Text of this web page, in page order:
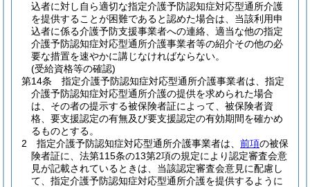
込者に対し自ら適切な指定介護予防認知症対応型通所介護
を提供することが困難であると認めた場合は、当該利用申
込者に係る介護予防支援事業者への連絡、適当な他の指定
介護予防認知症対応型通所介護事業者等の紹介その他の必
要な措置を速やかに講じなければならない。
(受給資格等の確認)
第14条
指定介護予防認知症対応型通所介護事業者は、指定
介護予防認知症対応型通所介護の提供を求められた場合
は、その者の提示する被保険者証によって、被保険者資
格、要支援認定の有無及び要支援認定の有効期間を確かめ
るものとする。
2
指定介護予防認知症対応型通所介護事業者は、 前項の被保
険者証に、法第115条の13第2項の規定により認定審査会意
見が記載されているときは、当該認定審査会意見に配慮し
て、指定介護予防認知症対応型通所介護を提供するように